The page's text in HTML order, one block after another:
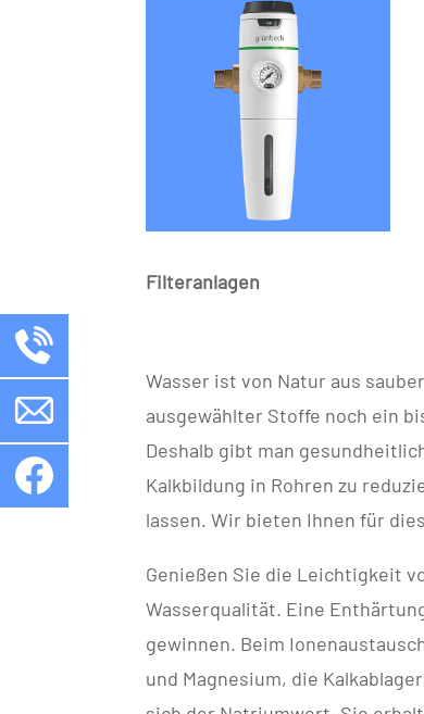
Filteranlagen
Wasser ist von Natur aus
ausgewählter Stoffe noch ein
Deshalb gibt man
Kalkbildung in Rohren zu
lassen. Wir bieten Ihnen für
Genießen Sie die Leichtigkeit
Wasserqualität. Eine
gewinnen. Beim
und Magnesium, die